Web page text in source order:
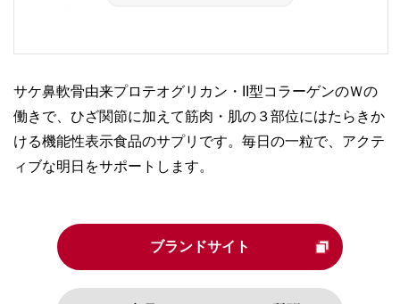
サケ鼻軟骨由来プロテオグリカン・II型コラーゲンのＷの
働きで、ひざ関節に加えて筋肉・肌の３部位にはたらきか
ける機能性表示食品のサプリです。毎日の一粒で、アクテ
ィブな明日をサポートします。
ブランドサイト